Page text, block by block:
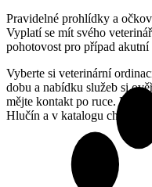
Pravidelné prohlídky a
Vyplatí se mít svého
pohotovost pro případ akutní
Vyberte si veterinární
dobu a nabídku služeb si
mějte kontakt po ruce.
Hlučín a v katalogu chybíte?